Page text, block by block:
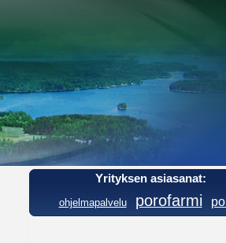
Yrityksen asiasanat:
ohjelmapalvelu porofarmi